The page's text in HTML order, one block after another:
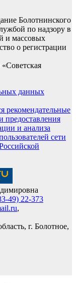
Болотнинского
по надзору в
и массовых
о регистрации
данных
рекомендательные
предоставления
и анализа
сети
49) 22-373
,
г. Болотное,